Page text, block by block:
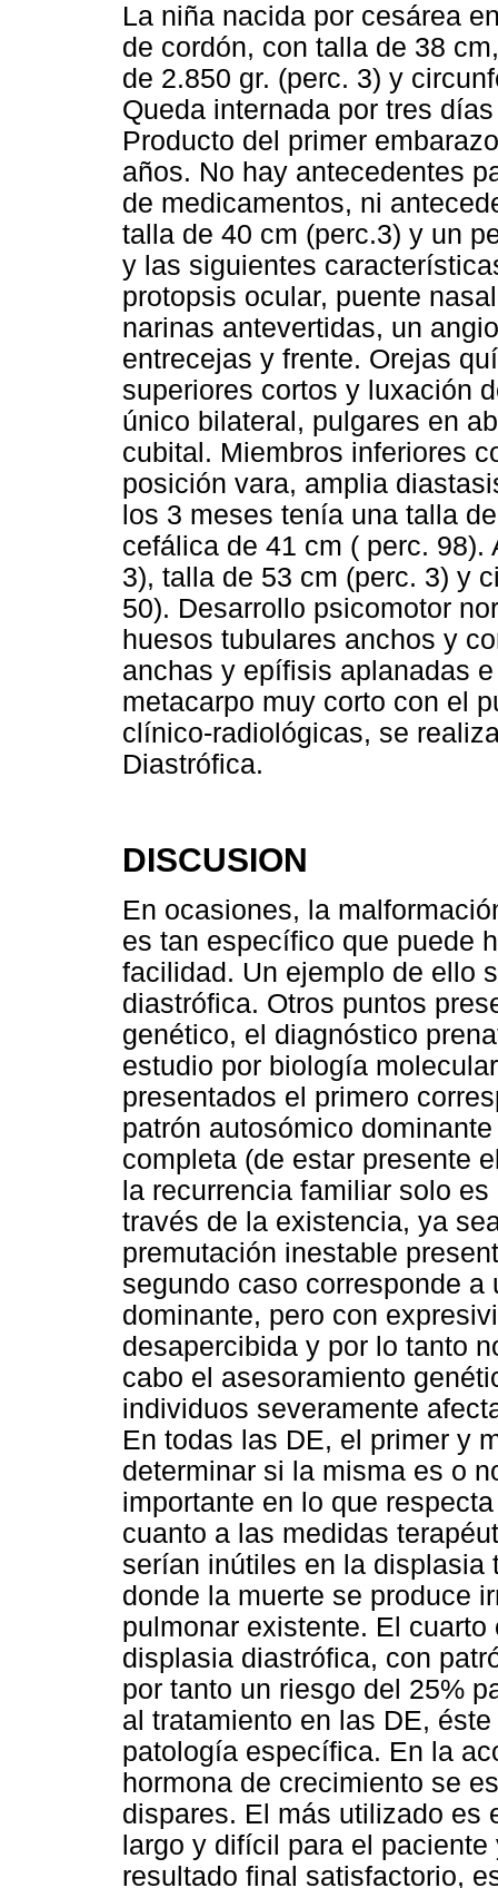
La niña nacida por cesárea
de cordón, con talla de 38
de 2.850 gr. (perc. 3) y
Queda internada por tres
Producto del primer
años. No hay antecedentes
de medicamentos, ni
talla de 40 cm (perc.3) y un
y las siguientes
protopsis ocular, puente
narinas antevertidas, un
entrecejas y frente. Orejas
superiores cortos y luxación
único bilateral, pulgares en
cubital. Miembros inferiores
posición vara, amplia
los 3 meses tenía una talla
cefálica de 41 cm ( perc. 98).
3), talla de 53 cm (perc. 3) y
50). Desarrollo psicomotor
huesos tubulares anchos y
anchas y epífisis aplanadas
metacarpo muy corto con el
clínico-radiológicas, se
Diastrófica.
DISCUSION
En ocasiones, la
es tan específico que puede
facilidad. Un ejemplo de ello
diastrófica. Otros puntos
genético, el diagnóstico
estudio por biología
presentados el primero
patrón autosómico
completa (de estar presente
la recurrencia familiar solo
través de la existencia, ya
premutación inestable
segundo caso corresponde
dominante, pero con
desapercibida y por lo tanto
cabo el asesoramiento
individuos severamente
En todas las DE, el primer y
determinar si la misma es o
importante en lo que
cuanto a las medidas
serían inútiles en la displasia
donde la muerte se produce
pulmonar existente. El
displasia diastrófica, con
por tanto un riesgo del 25%
al tratamiento en las DE,
patología específica. En la
hormona de crecimiento se
dispares. El más utilizado es
largo y difícil para el
resultado final satisfactorio,